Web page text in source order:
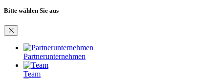
Bitte wählen Sie aus
Partnerunternehmen
Team